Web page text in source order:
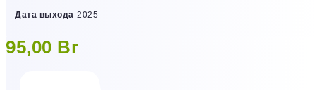
Дата выхода 2025
95,00 Br